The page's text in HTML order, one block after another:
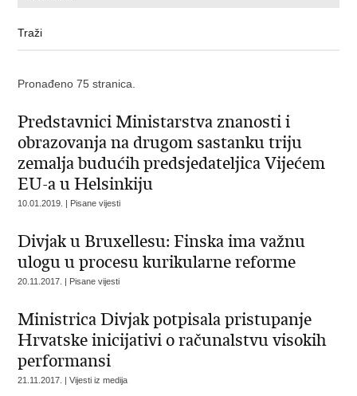
Pronađeno 75 stranica.
Predstavnici Ministarstva znanosti i
obrazovanja na drugom sastanku triju
zemalja budućih predsjedateljica Vijećem
EU-a u Helsinkiju
10.01.2019. | Pisane vijesti
Divjak u Bruxellesu: Finska ima važnu
ulogu u procesu kurikularne reforme
20.11.2017. | Pisane vijesti
Ministrica Divjak potpisala pristupanje
Hrvatske inicijativi o računalstvu visokih
performansi
21.11.2017. | Vijesti iz medija